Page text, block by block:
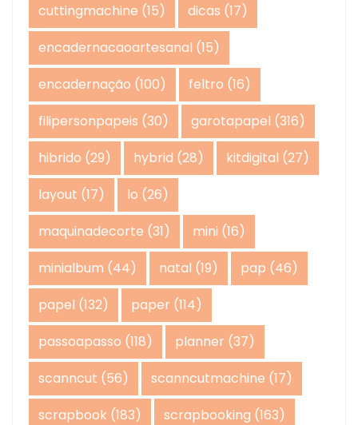
cuttingmachine (15) dicas (17)
encadernacaoartesanal (15)
encadernação (100) feltro (16)
filipersonpapeis (30) garotapapel (316)
hibrido (29) hybrid (28) kitdigital (27)
layout (17) lo (26)
maquinadecorte (31) mini (16)
minialbum (44) natal (19) pap (46)
papel (132) paper (114)
passoapasso (118) planner (37)
scanncut (56) scanncutmachine (17)
scrapbook (183) scrapbooking (163)